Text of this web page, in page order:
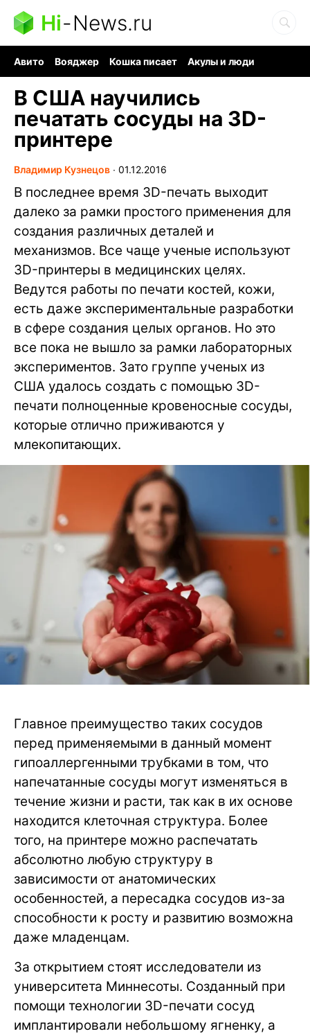
Hi-News.ru
Авито Вояджер Кошка писает
Акулы и люди
В США научились
печатать сосуды на 3D-
принтере
Владимир Кузнецов ∙ 01.12.2016
В последнее время 3D-печать выходит
далеко за рамки простого применения для
создания различных деталей и
механизмов. Все чаще ученые используют
3D-принтеры в медицинских целях.
Ведутся работы по печати костей, кожи,
есть даже экспериментальные разработки
в сфере создания целых органов. Но это
все пока не вышло за рамки лабораторных
экспериментов. Зато группе ученых из
США удалось создать с помощью 3D-
печати полноценные кровеносные сосуды,
которые отлично приживаются у
млекопитающих.
Главное преимущество таких сосудов
перед применяемыми в данный момент
гипоаллергенными трубками в том, что
напечатанные сосуды могут изменяться в
течение жизни и расти, так как в их основе
находится клеточная структура. Более
того, на принтере можно распечатать
абсолютно любую структуру в
зависимости от анатомических
особенностей, а пересадка сосудов из-за
способности к росту и развитию возможна
даже младенцам.
За открытием стоят исследователи из
университета Миннесоты. Созданный при
помощи технологии 3D-печати сосуд
имплантировали небольшому ягненку, а